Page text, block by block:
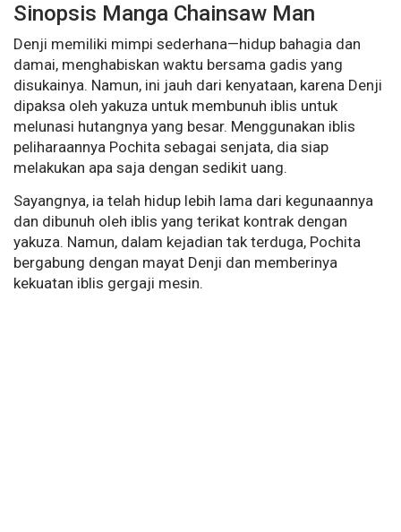
Sinopsis Manga Chainsaw Man
Denji memiliki mimpi sederhana—hidup bahagia dan
damai, menghabiskan waktu bersama gadis yang
disukainya. Namun, ini jauh dari kenyataan, karena Denji
dipaksa oleh yakuza untuk membunuh iblis untuk
melunasi hutangnya yang besar. Menggunakan iblis
peliharaannya Pochita sebagai senjata, dia siap
melakukan apa saja dengan sedikit uang.
Sayangnya, ia telah hidup lebih lama dari kegunaannya
dan dibunuh oleh iblis yang terikat kontrak dengan
yakuza. Namun, dalam kejadian tak terduga, Pochita
bergabung dengan mayat Denji dan memberinya
kekuatan iblis gergaji mesin.